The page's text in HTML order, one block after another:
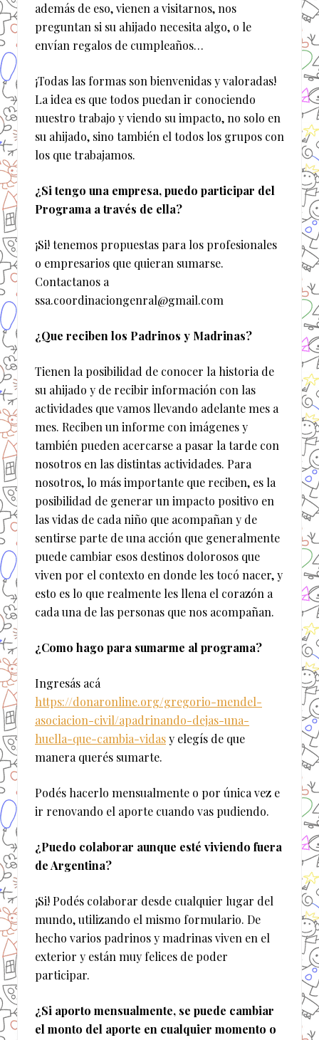
además de eso, vienen a visitarnos, nos
preguntan si su ahijado necesita algo, o le
envían regalos de cumpleaños…
¡Todas las formas son bienvenidas y valoradas!
La idea es que todos puedan ir conociendo
nuestro trabajo y viendo su impacto, no solo en
su ahijado, sino también el todos los grupos con
los que trabajamos.
¿Si tengo una empresa, puedo participar del
Programa a través de ella?
¡Si! tenemos propuestas para los profesionales
o empresarios que quieran sumarse.
Contactanos a
ssa.coordinaciongenral@gmail.com
¿Que reciben los Padrinos y Madrinas?
Tienen la posibilidad de conocer la historia de
su ahijado y de recibir información con las
actividades que vamos llevando adelante mes a
mes. Reciben un informe con imágenes y
también pueden acercarse a pasar la tarde con
nosotros en las distintas actividades. Para
nosotros, lo más importante que reciben, es la
posibilidad de generar un impacto positivo en
las vidas de cada niño que acompañan y de
sentirse parte de una acción que generalmente
puede cambiar esos destinos dolorosos que
viven por el contexto en donde les tocó nacer, y
esto es lo que realmente les llena el corazón a
cada una de las personas que nos acompañan.
¿Como hago para sumarme al programa?
Ingresás acá
https://donaronline.org/gregorio-mendel-
asociacion-civil/apadrinando-dejas-una-
huella-que-cambia-vidasy elegís de que
manera querés sumarte.
Podés hacerlo mensualmente o por única vez e
ir renovando el aporte cuando vas pudiendo.
¿Puedo colaborar aunque esté viviendo fuera
de Argentina?
¡Si! Podés colaborar desde cualquier lugar del
mundo, utilizando el mismo formulario. De
hecho varios padrinos y madrinas viven en el
exterior y están muy felices de poder
participar.
¿Si aporto mensualmente, se puede cambiar
el monto del aporte en cualquier momento o